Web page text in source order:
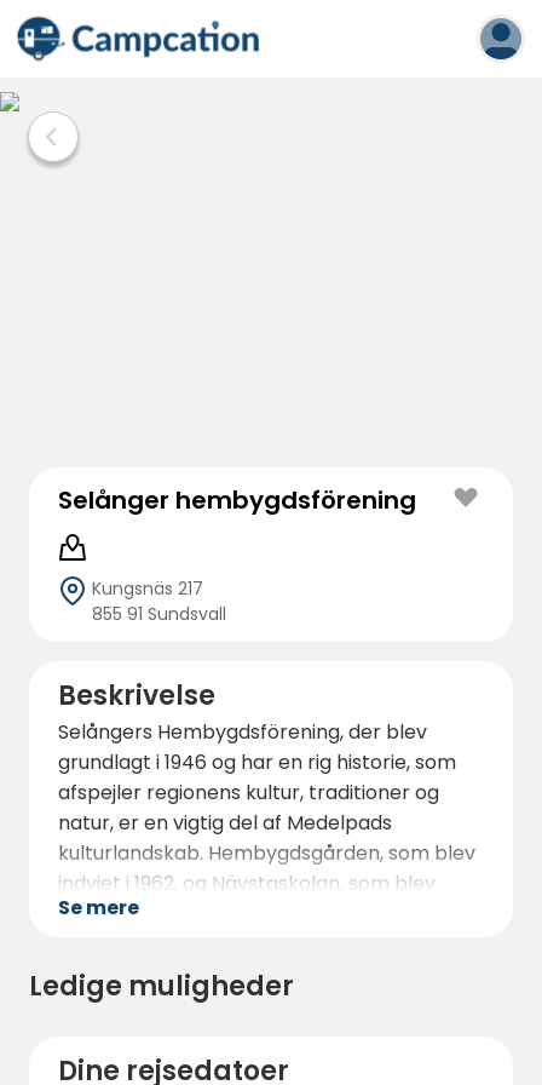
Selånger hembygdsförening
Kungsnäs 217
855 91 Sundsvall
Beskrivelse
Selångers Hembygdsförening, der blev
grundlagt i 1946 og har en rig historie, som
afspejler regionens kultur, traditioner og
natur, er en vigtig del af Medelpads
kulturlandskab. Hembygdsgården, som blev
indviet i 1962, og Nävstaskolan, som blev
erhvervet i 1985, udgør kernen i foreningens
for at bevare lokale bygninger, sprede viden
og organisere arrangementer, der beriger
Foreningens hovedmål er at bevare og
Se mere
Ledige muligheder
Dine rejsedatoer